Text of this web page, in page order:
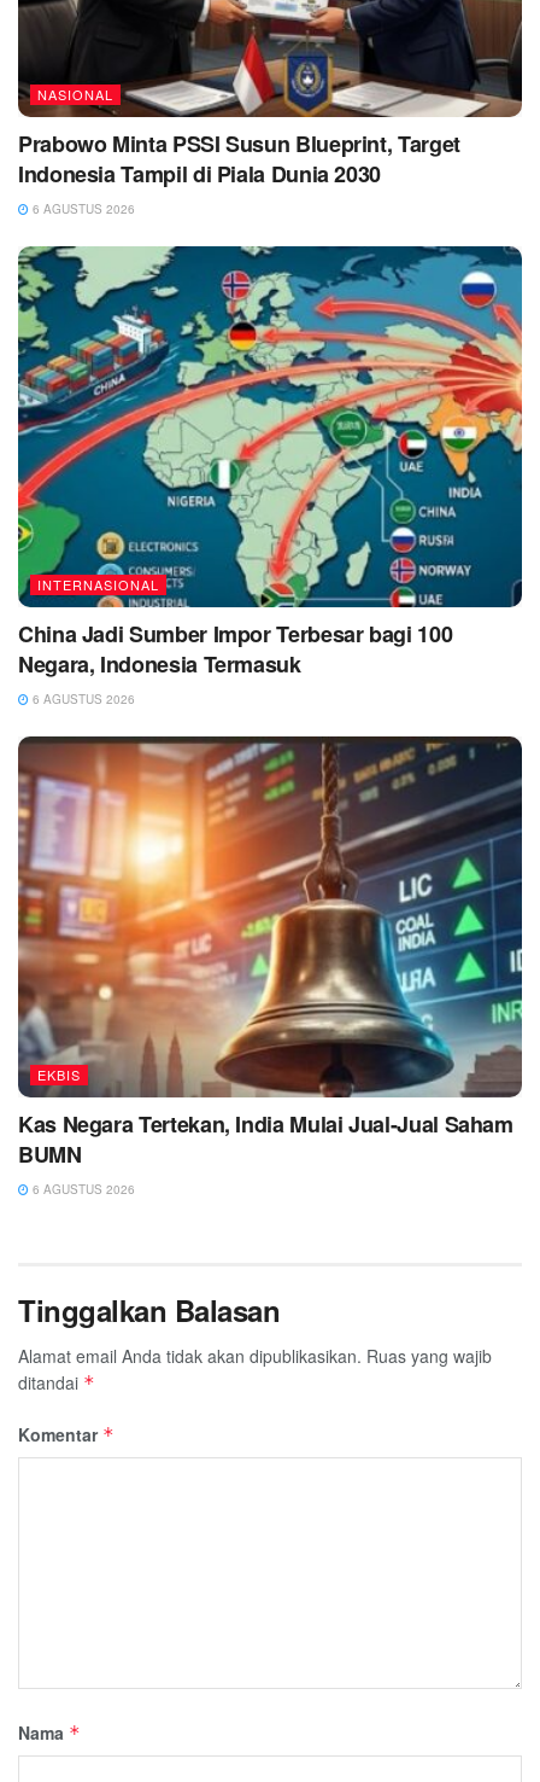
NASIONAL
Prabowo Minta PSSI Susun Blueprint, Target
Indonesia Tampil di Piala Dunia 2030
6 AGUSTUS 2026
INTERNASIONAL
China Jadi Sumber Impor Terbesar bagi 100
Negara, Indonesia Termasuk
6 AGUSTUS 2026
EKBIS
Kas Negara Tertekan, India Mulai Jual-Jual Saham
BUMN
6 AGUSTUS 2026
Tinggalkan Balasan
Alamat email Anda tidak akan dipublikasikan. Ruas yang wajib
ditandai *
Komentar *
Nama *